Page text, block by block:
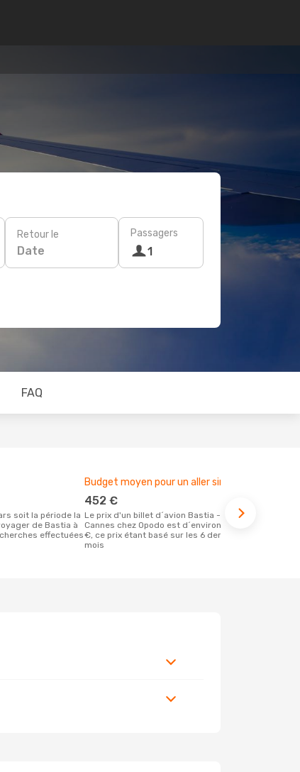
Retour le
Date
Passagers
1
FAQ
de Bastia à
effectuées
Budget moyen pour un aller simple
452 €
Le prix d'un billet d´avion Bastia -
Cannes chez Opodo est d´environ 452
€, ce prix étant basé sur les 6 derniers
mois